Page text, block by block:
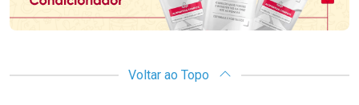
Voltar ao Topo